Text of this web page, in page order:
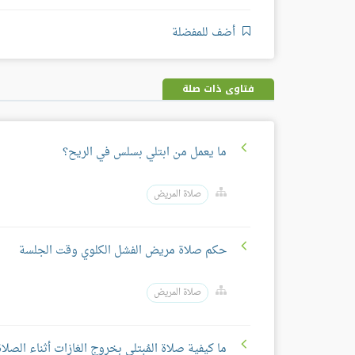
أضف للمفضلة
فتاوى ذات صلة
ما يعمل من ابتلي بسلس في الريح؟
صلاة المريض
حكم صلاة مريض الفشل الكلوي وقت الجلسة
صلاة المريض
ما كيفية صلاة المُبتلي بخروج الغازات أثناء